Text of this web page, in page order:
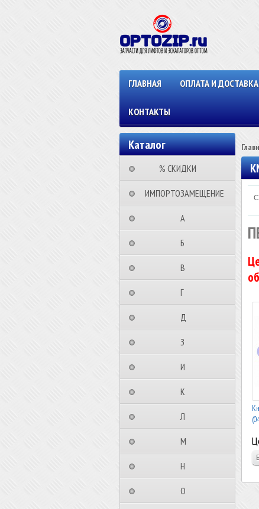
ГЛАВНАЯ ОПЛАТА И ДОСТАВКА
КОНТАКТЫ
Каталог
⠀⠀⠀% СКИДКИ⠀⠀⠀⠀
⠀ИМПОРТОЗАМЕЩЕНИЕ
⠀⠀⠀⠀⠀⠀А⠀⠀⠀⠀⠀⠀⠀
⠀⠀⠀⠀⠀⠀Б⠀⠀⠀⠀⠀⠀⠀
⠀⠀⠀⠀⠀⠀В⠀⠀⠀⠀⠀⠀⠀
⠀⠀⠀⠀⠀⠀Г⠀⠀⠀⠀⠀⠀⠀
⠀⠀⠀⠀⠀⠀Д⠀⠀⠀⠀⠀⠀⠀
⠀⠀⠀⠀⠀⠀З⠀⠀⠀⠀⠀⠀⠀
⠀⠀⠀⠀⠀⠀И⠀⠀⠀⠀⠀⠀⠀
⠀⠀⠀⠀⠀⠀К⠀⠀⠀⠀⠀⠀⠀
⠀⠀⠀⠀⠀⠀Л⠀⠀⠀⠀⠀⠀⠀
⠀⠀⠀⠀⠀⠀М⠀⠀⠀⠀⠀⠀⠀
⠀⠀⠀⠀⠀⠀Н⠀⠀⠀⠀⠀⠀⠀
⠀⠀⠀⠀⠀⠀О⠀⠀⠀⠀⠀⠀⠀